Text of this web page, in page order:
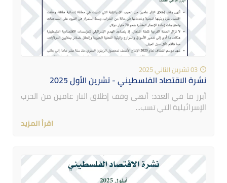
03 تشرين الثاني 2025
نشرة الاقتصاد الفلسطيني - تشرين الأول 2025
أبرز ما في العدد: أنهى وقف إطلاق النار عامين من الحرب
الإسرائيلية التي تسب...
اقرأ المزيد